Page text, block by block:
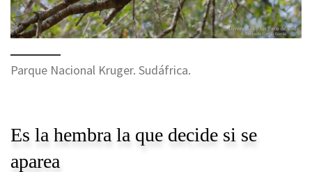
Parque Nacional Kruger. Sudáfrica.
Es la hembra la que decide si se
aparea